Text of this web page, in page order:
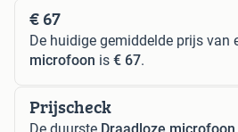
€ 67
De huidige gemiddelde prijs van
microfoon is € 67.
Prijscheck